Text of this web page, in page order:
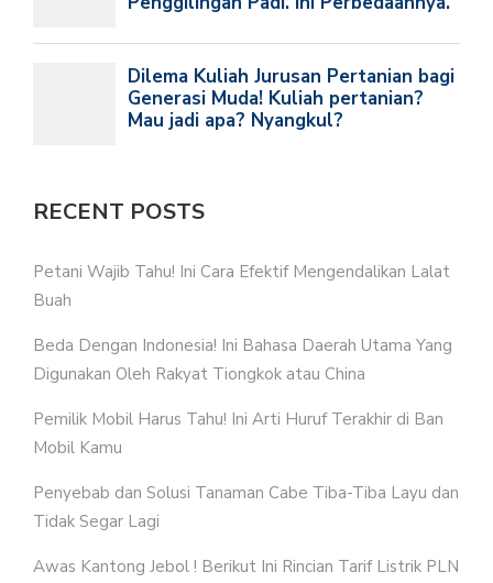
RECENT POSTS
Petani Wajib Tahu! Ini Cara Efektif Mengendalikan Lalat
Buah
Beda Dengan Indonesia! Ini Bahasa Daerah Utama Yang
Digunakan Oleh Rakyat Tiongkok atau China
Pemilik Mobil Harus Tahu! Ini Arti Huruf Terakhir di Ban
Mobil Kamu
Penyebab dan Solusi Tanaman Cabe Tiba-Tiba Layu dan
Tidak Segar Lagi
Awas Kantong Jebol ! Berikut Ini Rincian Tarif Listrik PLN